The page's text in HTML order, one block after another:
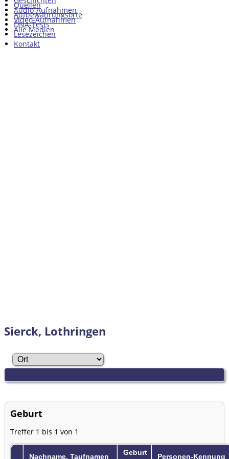
Audio-Aufnahmen
Video-Aufnahmen
Alle Medien
Quellen
Aufbewahrungsorte
DNA-Tests
Lesezeichen
Kontakt
Sierck, Lothringen
Geburt
Treffer 1 bis 1 von 1
Nachname, Taufnamen Geburt Personen-Kennung